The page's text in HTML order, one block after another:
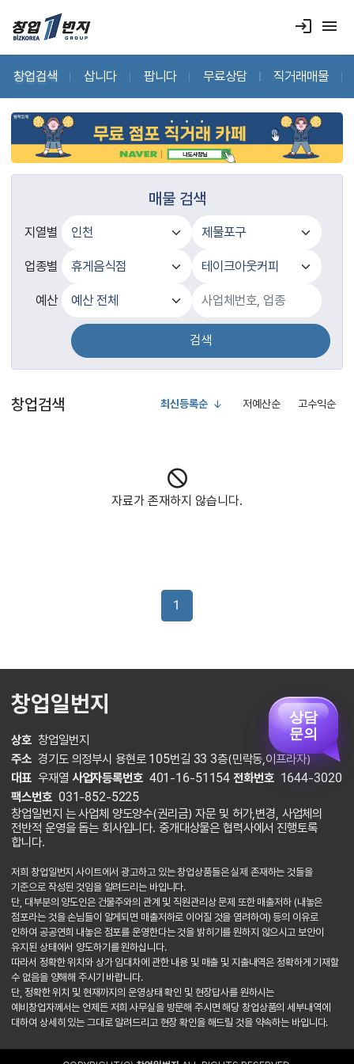
login menu
창업검색 삽니다 팝니다 무료상담 직거래매물
매물 검색
지열별
업종별
예산
검색
창업검색 최신등록순 저예산순 고수익순
자료가 존재하지 않습니다.
1
창업일번지
상호 창업일번지
주소 경기도 의정부시 용현로 105번길 33 3층(민락동,이프라자)
대표 우재열 사업자등록번호 401-16-51154 전화번호 1644-3020
팩스번호 031-852-5225
창업일번지 는 사업체 양도양수(권리금) 자문 및 허가,변경, 사업체의
전반적 운영을 돕는 회사입니다. 중개대상물은 협력사에서 진행토록
합니다.
저희 창업일번지 사이트에서 광고하고 있는 창업상품들은 실제 존재하는 것들을
기준으로 작성된 것임을 알려드리는 바입니다.
단, 대부분의 양도인은 건물주와의 관계 및 직원관리상 문제 또한 매출저하 (내놓은
점포라는 것을 손님들이 알게되면 매출저하로 이어질 것을 염려하여) 등의 이유로
인하여 공공연희 내놓은 점포를 운영한다는 것을 밝히기를 원하지 않으시고 보안이
유지된 상태에서 양도하기를 원하십니다.
따라서 정확한 위치와 상가 임대차에 관한 내용 및 매출 및 지출내역은 정확하게 기재할
수 없음을 양해해 주시기 바랍니다.
단, 정확한 위치 및 현재까지의 운영상태 확인 및 현장답사를 원하시는
예비창업자께서는 언제든 저희 사무실을 방문해 주시면 해당 창업상품의 세부내역에
대하여 상세히 있는 그대로 알려드리고 현장 확인을 해드릴 것을 약속하는 바입니다.
상담
문의